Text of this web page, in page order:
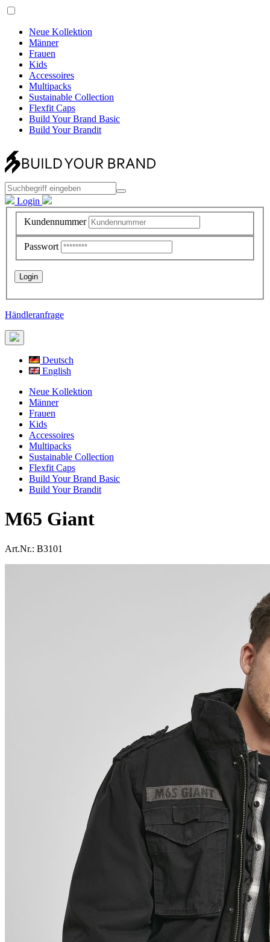
Neue Kollektion
Männer
Frauen
Kids
Accessoires
Multipacks
Sustainable Collection
Flexfit Caps
Build Your Brand Basic
Build Your Brandit
Login
Kundennummer
Passwort
Händleranfrage
Deutsch
English
Neue Kollektion
Männer
Frauen
Kids
Accessoires
Multipacks
Sustainable Collection
Flexfit Caps
Build Your Brand Basic
Build Your Brandit
M65 Giant
Art.Nr.: B3101